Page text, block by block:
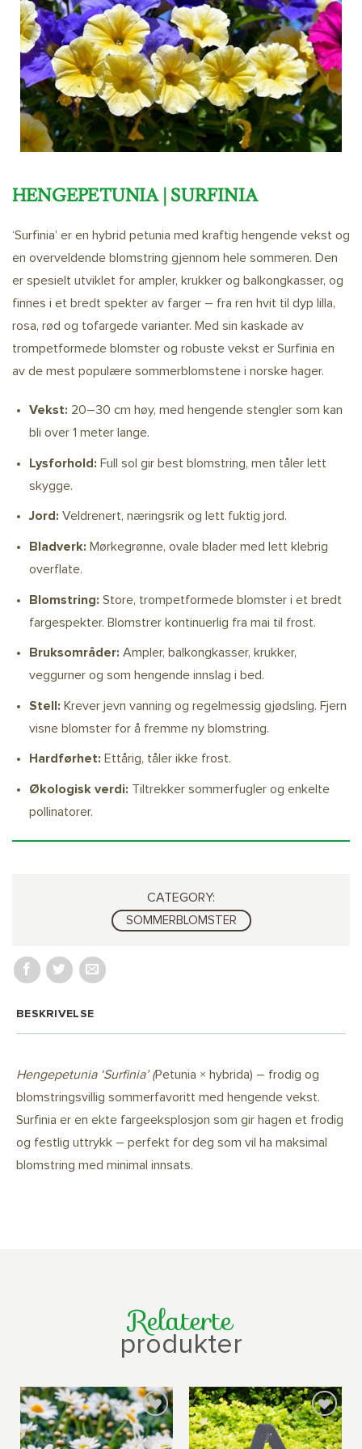
HENGEPETUNIA | SURFINIA
‘Surfinia’ er en hybrid petunia med kraftig hengende vekst og
en overveldende blomstring gjennom hele sommeren. Den
er spesielt utviklet for ampler, krukker og balkongkasser, og
finnes i et bredt spekter av farger – fra ren hvit til dyp lilla,
rosa, rød og tofargede varianter. Med sin kaskade av
trompetformede blomster og robuste vekst er Surfinia en
av de mest populære sommerblomstene i norske hager.
Vekst: 20–30 cm høy, med hengende stengler som kan
bli over 1 meter lange.
Lysforhold: Full sol gir best blomstring, men tåler lett
skygge.
Jord: Veldrenert, næringsrik og lett fuktig jord.
Bladverk: Mørkegrønne, ovale blader med lett klebrig
overflate.
Blomstring: Store, trompetformede blomster i et bredt
fargespekter. Blomstrer kontinuerlig fra mai til frost.
Bruksområder: Ampler, balkongkasser, krukker,
veggurner og som hengende innslag i bed.
Stell: Krever jevn vanning og regelmessig gjødsling. Fjern
visne blomster for å fremme ny blomstring.
Hardførhet: Ettårig, tåler ikke frost.
Økologisk verdi: Tiltrekker sommerfugler og enkelte
pollinatorer.
CATEGORY:
SOMMERBLOMSTER
BESKRIVELSE
Hengepetunia ‘Surfinia’ (Petunia × hybrida) – frodig og
blomstringsvillig sommerfavoritt med hengende vekst.
Surfinia er en ekte fargeeksplosjon som gir hagen et frodig
og festlig uttrykk – perfekt for deg som vil ha maksimal
blomstring med minimal innsats.
Relaterte
produkter